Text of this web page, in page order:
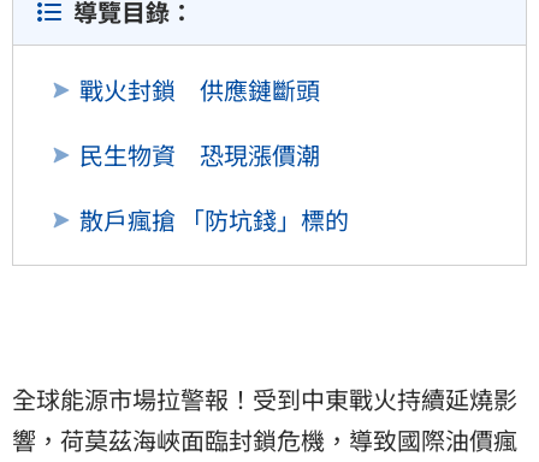
導覽目錄：
戰火封鎖 供應鏈斷頭
民生物資 恐現漲價潮
散戶瘋搶 「防坑錢」標的
全球能源市場拉警報！受到中東戰火持續延燒影
響，荷莫茲海峽面臨封鎖危機，導致國際油價瘋